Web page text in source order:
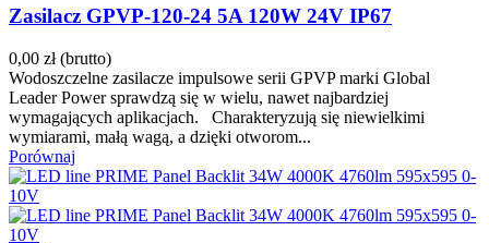
Zasilacz GPVP-120-24 5A 120W 24V IP67
0,00 zł (brutto)
Wodoszczelne zasilacze impulsowe serii GPVP marki Global
Leader Power sprawdzą się w wielu, nawet najbardziej
wymagających aplikacjach. Charakteryzują się niewielkimi
wymiarami, małą wagą, a dzięki otworom...
Porównaj